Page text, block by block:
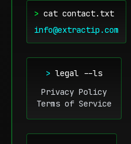
> cat contact.txt
info@extractip.com
> legal --ls
Privacy Policy
Terms of Service